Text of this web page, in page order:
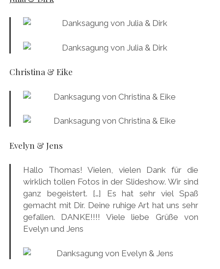
Christina & Eike
Evelyn & Jens
Hallo Thomas! Vielen, vielen Dank für die
wirklich tollen Fotos in der Slideshow. Wir sind
ganz begeistert. […] Es hat sehr viel Spaß
gemacht mit Dir. Deine ruhige Art hat uns sehr
gefallen. DANKE!!!! Viele liebe Grüße von
Evelyn und Jens